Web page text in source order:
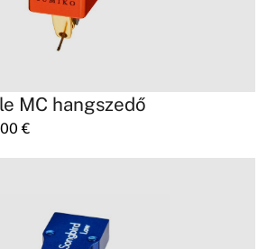
MC hangszedő
€